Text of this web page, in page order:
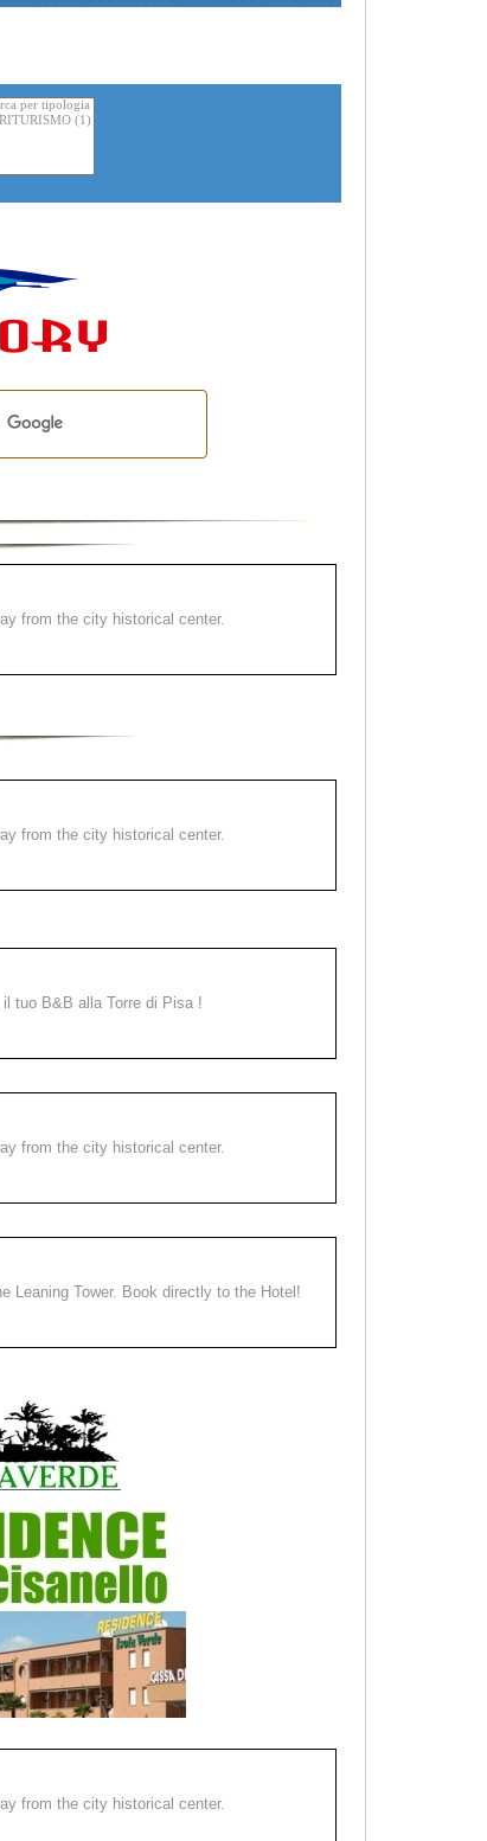
from the city historical center.
from the city historical center.
tuo B&B alla Torre di Pisa !
from the city historical center.
Leaning Tower. Book directly to the Hotel!
from the city historical center.